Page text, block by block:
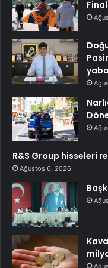
R&S Group hisseleri
Ağustos 6, 2026